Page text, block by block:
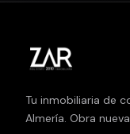
Tu inmobiliaria de
Almería. Obra